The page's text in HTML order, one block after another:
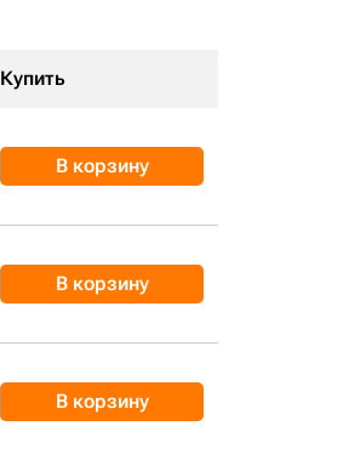
Купить
В корзину
В корзину
В корзину